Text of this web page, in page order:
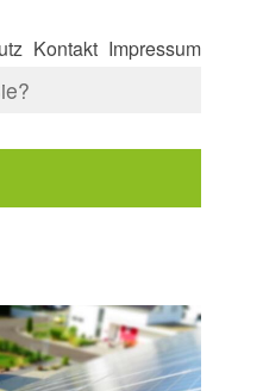
Kontakt Impressum